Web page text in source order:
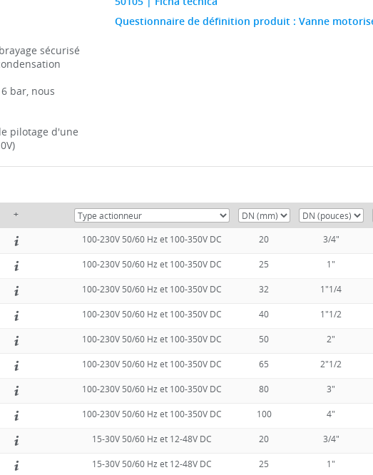
sécurisé
bar, nous
pilotage d'une
Questionnaire de définition produit : Vanne
+
100-230V 50/60 Hz et 100-350V DC 20 3/4"
100-230V 50/60 Hz et 100-350V DC 25 1"
100-230V 50/60 Hz et 100-350V DC 32 1"1/4
100-230V 50/60 Hz et 100-350V DC 40 1"1/2
100-230V 50/60 Hz et 100-350V DC 50 2"
100-230V 50/60 Hz et 100-350V DC 65 2"1/2
100-230V 50/60 Hz et 100-350V DC 80 3"
100-230V 50/60 Hz et 100-350V DC 100 4"
15-30V 50/60 Hz et 12-48V DC 20 3/4"
15-30V 50/60 Hz et 12-48V DC 25 1"